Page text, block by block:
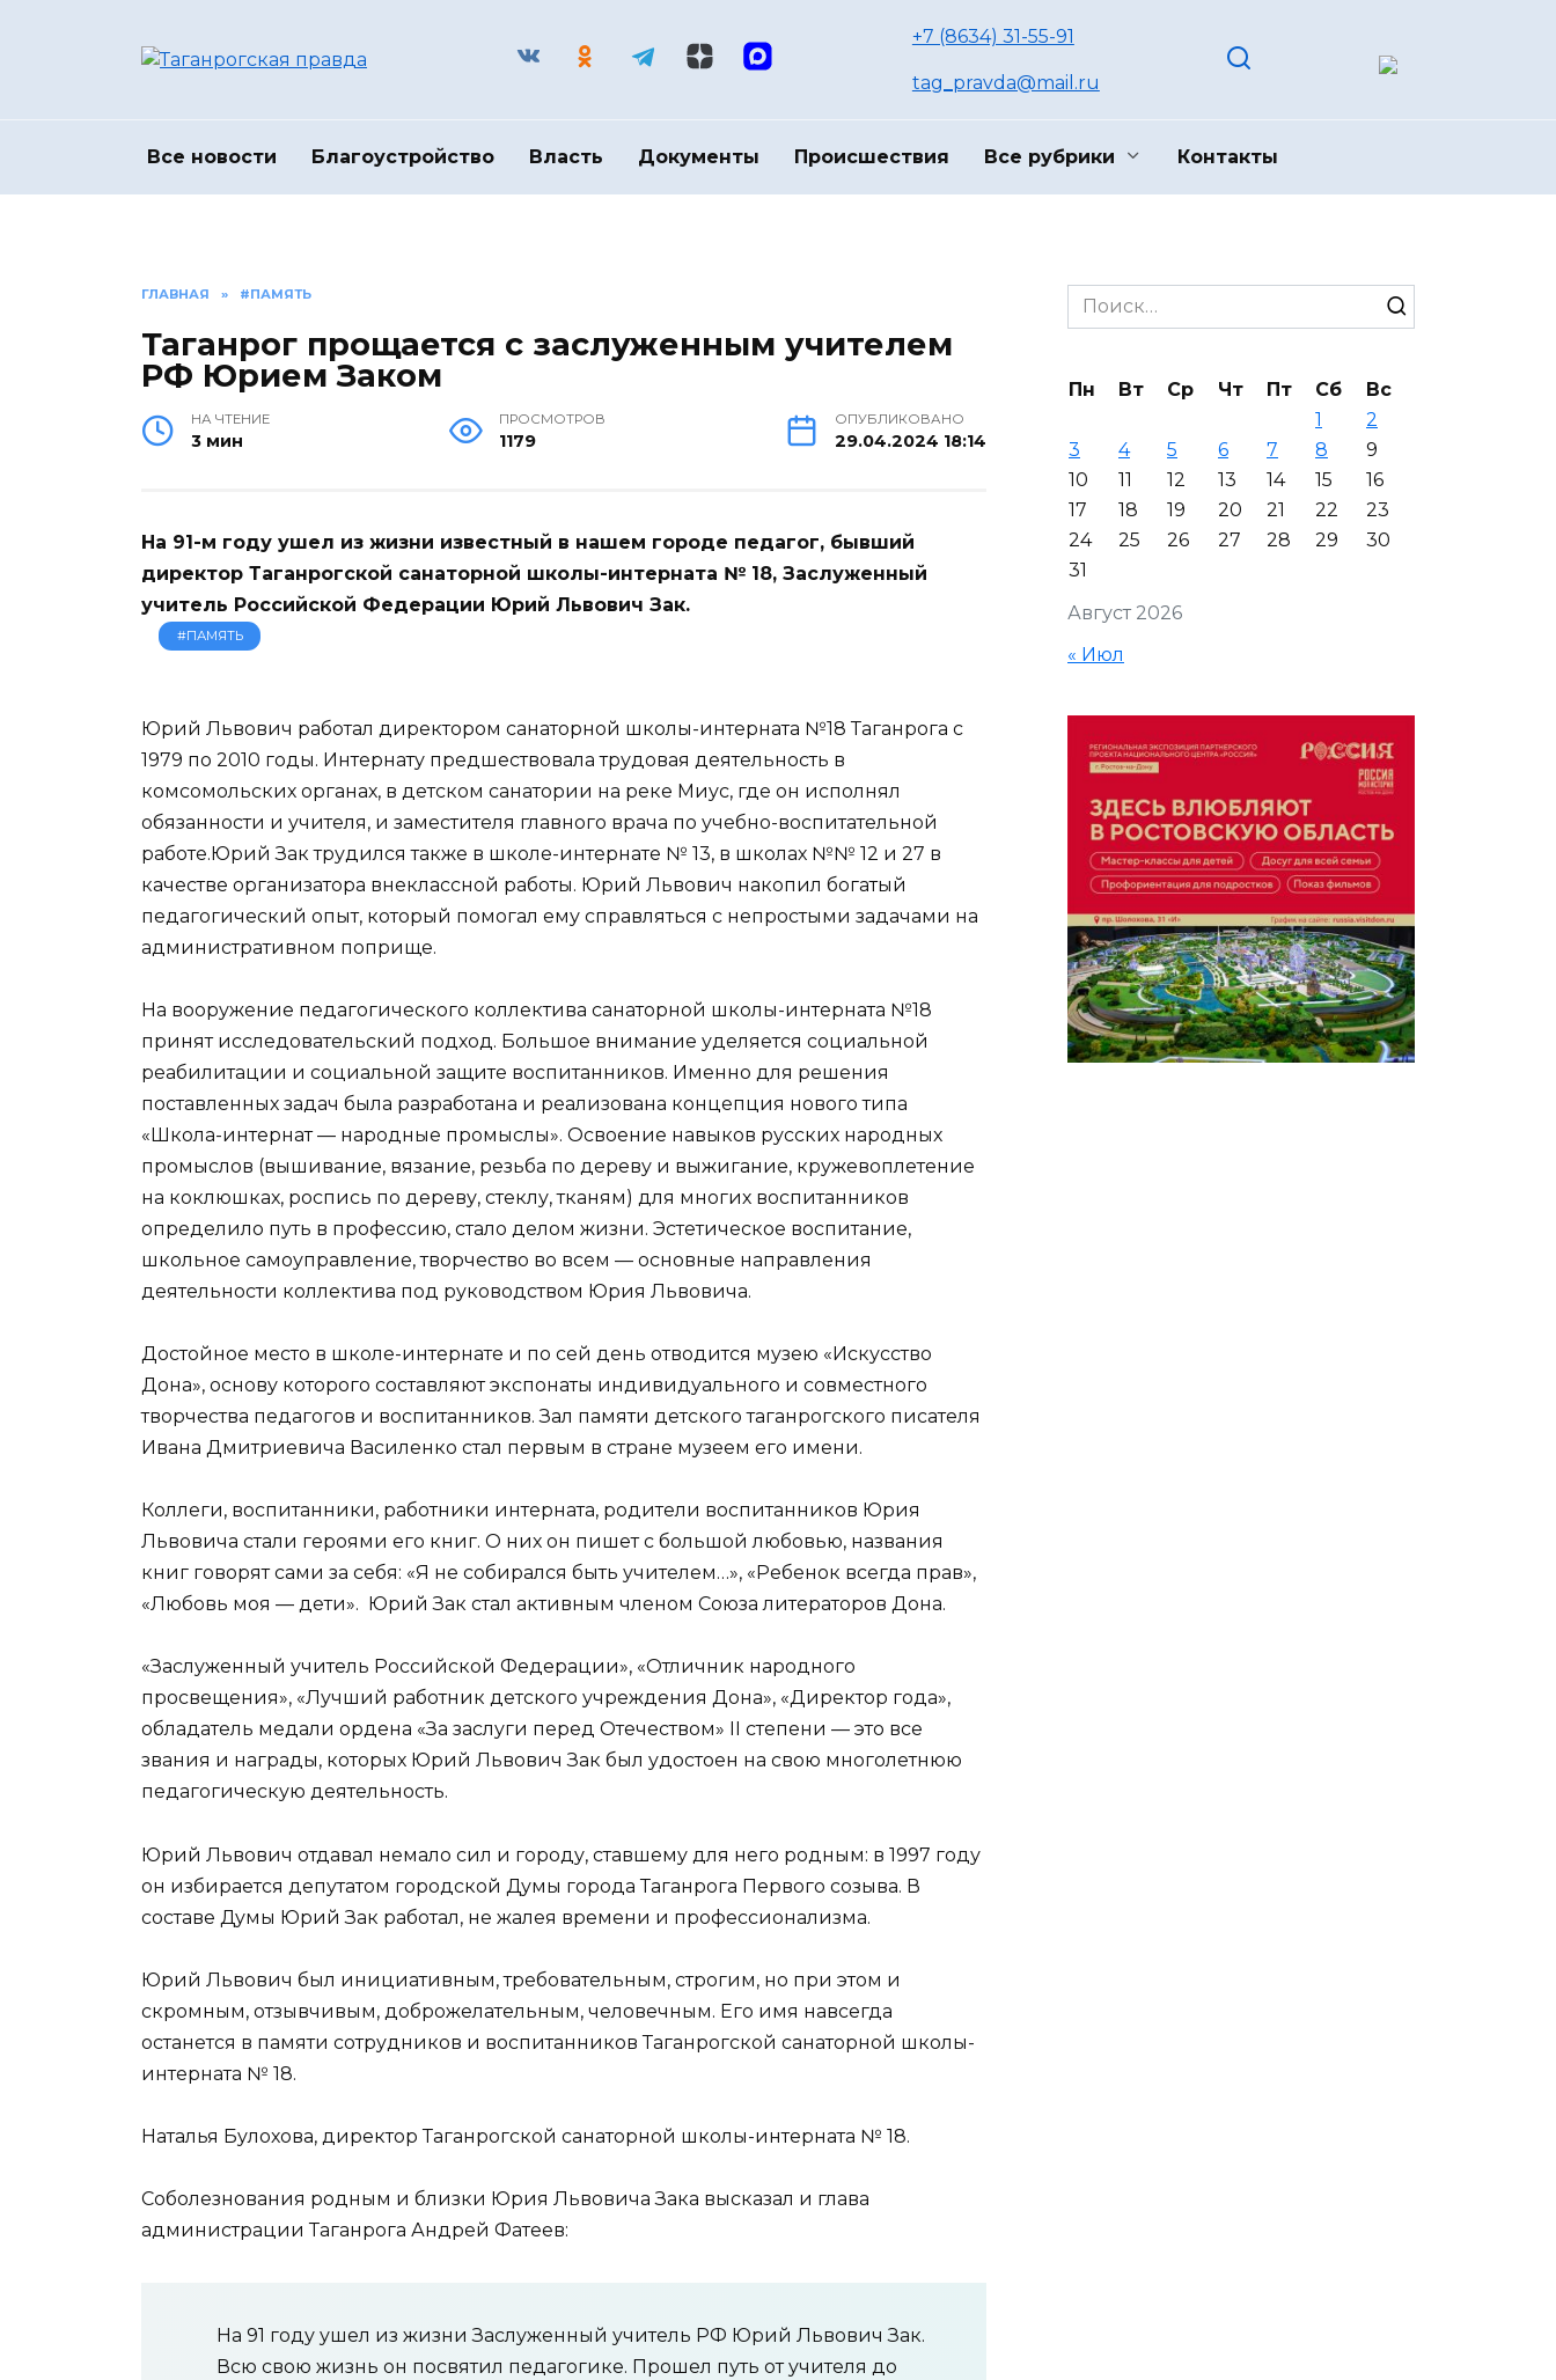
+7 (8634) 31-55-91
tag_pravda@mail.ru
Все новости Благоустройство Власть Документы Происшествия Все рубрики Контакты
ГЛАВНАЯ » #ПАМЯТЬ
Таганрог прощается с заслуженным учителем
РФ Юрием Заком
НА ЧТЕНИЕ
3 мин
ПРОСМОТРОВ
1179
ОПУБЛИКОВАНО
29.04.2024 18:14
На 91-м году ушел из жизни известный в нашем городе педагог, бывший
директор Таганрогской санаторной школы-интерната № 18, Заслуженный
учитель Российской Федерации Юрий Львович Зак.
#ПАМЯТЬ
Юрий Львович работал директором санаторной школы-интерната №18 Таганрога с
1979 по 2010 годы. Интернату предшествовала трудовая деятельность в
комсомольских органах, в детском санатории на реке Миус, где он исполнял
обязанности и учителя, и заместителя главного врача по учебно-воспитательной
работе.Юрий Зак трудился также в школе-интернате № 13, в школах №№ 12 и 27 в
качестве организатора внеклассной работы. Юрий Львович накопил богатый
педагогический опыт, который помогал ему справляться с непростыми задачами на
административном поприще.
На вооружение педагогического коллектива санаторной школы-интерната №18
принят исследовательский подход. Большое внимание уделяется социальной
реабилитации и социальной защите воспитанников. Именно для решения
поставленных задач была разработана и реализована концепция нового типа
«Школа-интернат — народные промыслы». Освоение навыков русских народных
промыслов (вышивание, вязание, резьба по дереву и выжигание, кружевоплетение
на коклюшках, роспись по дереву, стеклу, тканям) для многих воспитанников
определило путь в профессию, стало делом жизни. Эстетическое воспитание,
школьное самоуправление, творчество во всем — основные направления
деятельности коллектива под руководством Юрия Львовича.
Достойное место в школе-интернате и по сей день отводится музею «Искусство
Дона», основу которого составляют экспонаты индивидуального и совместного
творчества педагогов и воспитанников. Зал памяти детского таганрогского писателя
Ивана Дмитриевича Василенко стал первым в стране музеем его имени.
Коллеги, воспитанники, работники интерната, родители воспитанников Юрия
Львовича стали героями его книг. О них он пишет с большой любовью, названия
книг говорят сами за себя: «Я не собирался быть учителем…», «Ребенок всегда прав»,
«Любовь моя — дети». Юрий Зак стал активным членом Союза литераторов Дона.
«Заслуженный учитель Российской Федерации», «Отличник народного
просвещения», «Лучший работник детского учреждения Дона», «Директор года»,
обладатель медали ордена «За заслуги перед Отечеством» II степени — это все
звания и награды, которых Юрий Львович Зак был удостоен на свою многолетнюю
педагогическую деятельность.
Юрий Львович отдавал немало сил и городу, ставшему для него родным: в 1997 году
он избирается депутатом городской Думы города Таганрога Первого созыва. В
составе Думы Юрий Зак работал, не жалея времени и профессионализма.
Юрий Львович был инициативным, требовательным, строгим, но при этом и
скромным, отзывчивым, доброжелательным, человечным. Его имя навсегда
останется в памяти сотрудников и воспитанников Таганрогской санаторной школы-
интерната № 18.
Наталья Булохова, директор Таганрогской санаторной школы-интерната № 18.
Соболезнования родным и близки Юрия Львовича Зака высказал и глава
администрации Таганрога Андрей Фатеев:
На 91 году ушел из жизни Заслуженный учитель РФ Юрий Львович Зак.
Всю свою жизнь он посвятил педагогике. Прошел путь от учителя до
Search
for:
Август 2026
Пн Вт Ср Чт Пт Сб
Вс
1
2
3
4 5 6 7 8
9
10
11 12 13 14 15
16
17
18 19 20 21 22
23
24
25 26 27 28 29
30
31
« Июл